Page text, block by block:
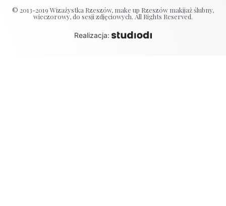
© 2013-2019 Wizażystka Rzeszów, make up Rzeszów makijaż ślubny,
wieczorowy, do sesji zdjęciowych. All Rights Reserved.
Realizacja: